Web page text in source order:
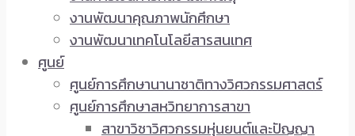
งานพัฒนาคุณภาพนักศึกษา
งานพัฒนาเทคโนโลยีสารสนเทศ
ศูนย์
ศูนย์การศึกษานานาชาติทางวิศวกรรมศาสตร์
ศูนย์การศึกษาสหวิทยาการสาขา
สาขาวิชาวิศวกรรมหุ่นยนต์และปัญญา